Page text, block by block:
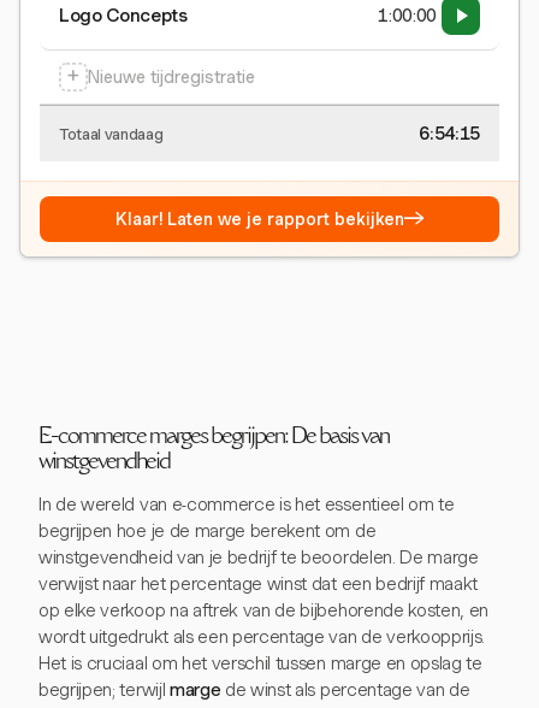
Logo Concepts 1:00:00
+ Nieuwe tijdregistratie
Totaal vandaag 6:54:15
Klaar! Laten we je rapport bekijken→
E-commerce marges begrijpen: De basis van
winstgevendheid
In de wereld van e-commerce is het essentieel om te
begrijpen hoe je de marge berekent om de
winstgevendheid van je bedrijf te beoordelen. De marge
verwijst naar het percentage winst dat een bedrijf maakt
op elke verkoop na aftrek van de bijbehorende kosten, en
wordt uitgedrukt als een percentage van de verkoopprijs.
Het is cruciaal om het verschil tussen marge en opslag te
begrijpen; terwijl margede winst als percentage van de